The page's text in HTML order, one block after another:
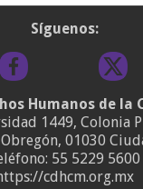
Síguenos:
Humanos de la
1449, Colonia
01030
55 5229 5600
cdhcm.org.mx